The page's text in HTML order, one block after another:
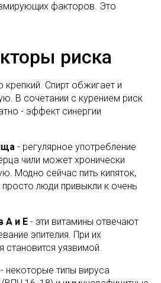
факторов. Это
риска
крепкий. Спирт обжигает и
В сочетании с курением риск
- эффект синергии
- регулярное употребление
чили может хронически
Модно сейчас пить кипяток,
просто люди привыкли к очень
А и Е - эти витамины отвечают
эпителия. При их
становится уязвимой.
- некоторые типы вируса